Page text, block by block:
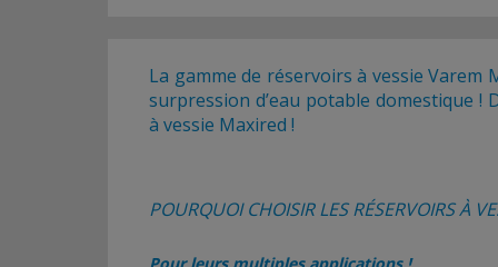
La gamme de réservoirs à vessie
surpression d’eau potable domestique !
à vessie Maxired !
POURQUOI CHOISIR LES RÉSERVOIRS À